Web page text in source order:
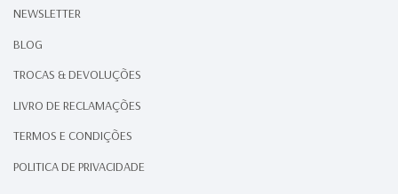
NEWSLETTER
BLOG
TROCAS & DEVOLUÇÕES
LIVRO DE RECLAMAÇÕES
TERMOS E CONDIÇÕES
POLITICA DE PRIVACIDADE